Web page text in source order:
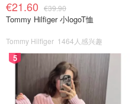
€21.60 €39.90
Tommy Hilfiger 小logoT恤
Tommy Hilfiger 1464人感兴趣
5